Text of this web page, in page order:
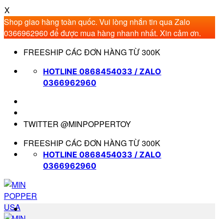
X
Shop giao hàng toàn quốc. Vui lòng nhắn tin qua Zalo
0366962960 để được mua hàng nhanh nhất. Xin cảm ơn.
qua
FREESHIP CÁC ĐƠN HÀNG TỪ 300K
HOTLINE 0868454033 / ZALO
0366962960
TWITTER @MINPOPPERTOY
FREESHIP CÁC ĐƠN HÀNG TỪ 300K
HOTLINE 0868454033 / ZALO
0366962960